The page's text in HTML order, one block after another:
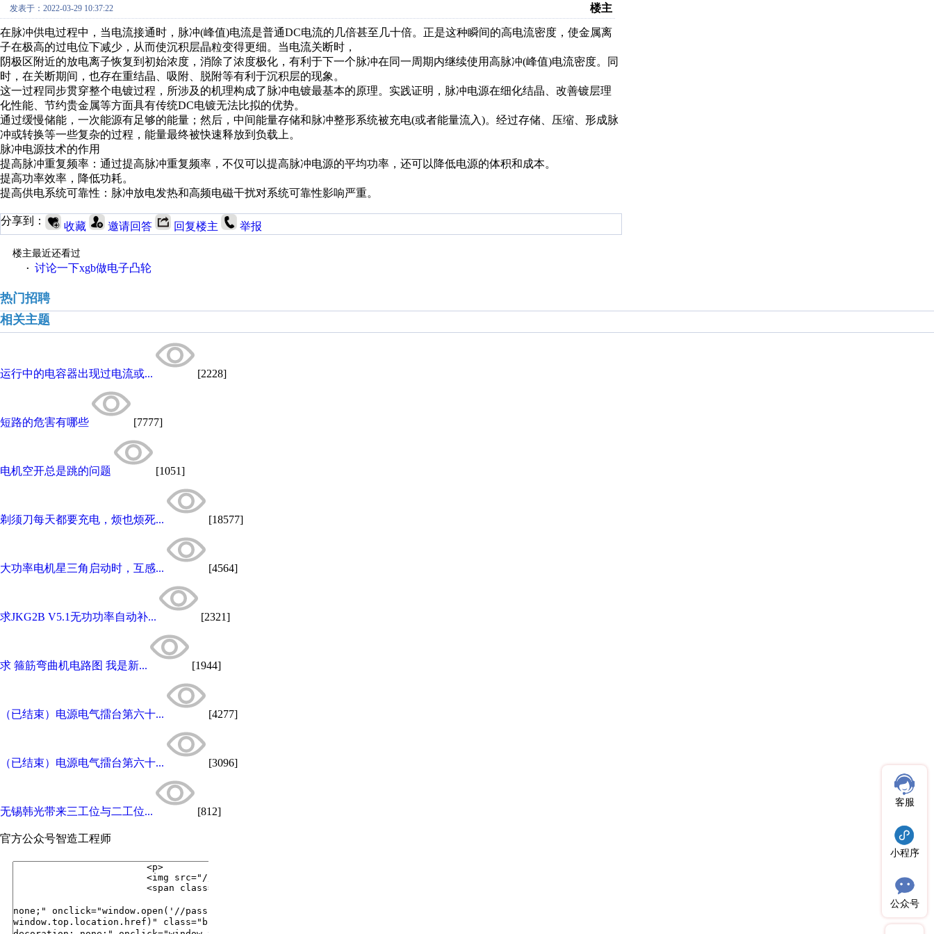
发表于：2022-03-29 10:37:22 楼主
在脉冲供电过程中，当电流接通时，脉冲(峰值)电流是普通DC电流的几倍甚至几十倍。正是这种瞬间的高电流密度，使金属离
子在极高的过电位下减少，从而使沉积层晶粒变得更细。当电流关断时，
阴极区附近的放电离子恢复到初始浓度，消除了浓度极化，有利于下一个脉冲在同一周期内继续使用高脉冲(峰值)电流密度。同
时，在关断期间，也存在重结晶、吸附、脱附等有利于沉积层的现象。
这一过程同步贯穿整个电镀过程，所涉及的机理构成了脉冲电镀最基本的原理。实践证明，脉冲电源在细化结晶、改善镀层理
化性能、节约贵金属等方面具有传统DC电镀无法比拟的优势。
通过缓慢储能，一次能源有足够的能量；然后，中间能量存储和脉冲整形系统被充电(或者能量流入)。经过存储、压缩、形成脉
冲或转换等一些复杂的过程，能量最终被快速释放到负载上。
脉冲电源技术的作用
提高脉冲重复频率：通过提高脉冲重复频率，不仅可以提高脉冲电源的平均功率，还可以降低电源的体积和成本。
提高功率效率，降低功耗。
提高供电系统可靠性：脉冲放电发热和高频电磁干扰对系统可靠性影响严重。
分享到： 收藏 邀请回答 回复楼主 举报
楼主最近还看过
· 讨论一下xgb做电子凸轮
热门招聘
相关主题
运行中的电容器出现过电流或... [2228]
短路的危害有哪些 [7777]
电机空开总是跳的问题 [1051]
剃须刀每天都要充电，烦也烦死... [18577]
大功率电机星三角启动时，互感... [4564]
求JKG2B V5.1无功功率自动补... [2321]
求 箍筋弯曲机电路图 我是新... [1944]
（已结束）电源电气擂台第六十... [4277]
（已结束）电源电气擂台第六十... [3096]
无锡韩光带来三工位与二工位... [812]
官方公众号智造工程师
客服
小程序
公众号